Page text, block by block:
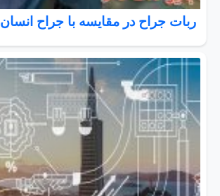
ربات جراح در مقایسه با جراح انسان